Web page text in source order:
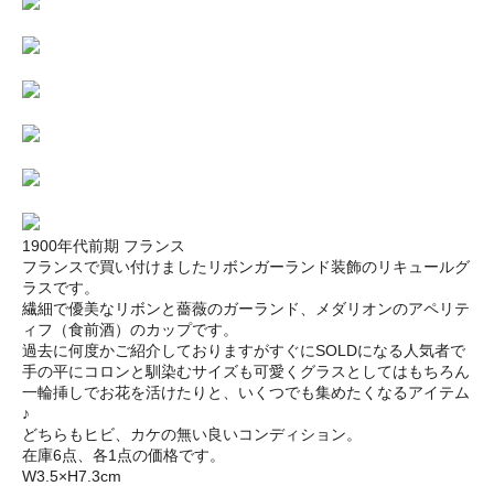
1900年代前期 フランス
フランスで買い付けましたリボンガーランド装飾のリキュールグ
ラスです。
繊細で優美なリボンと薔薇のガーランド、メダリオンのアペリテ
ィフ（食前酒）のカップです。
過去に何度かご紹介しておりますがすぐにSOLDになる人気者で
手の平にコロンと馴染むサイズも可愛くグラスとしてはもちろん
一輪挿しでお花を活けたりと、いくつでも集めたくなるアイテム
♪
どちらもヒビ、カケの無い良いコンディション。
在庫6点、各1点の価格です。
W3.5×H7.3cm